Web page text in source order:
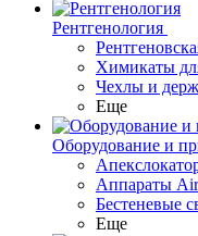
Рентгенология
Химикаты
Чехлы и
Еще
Оборудование и
Аппараты
Бестеневые
Еще